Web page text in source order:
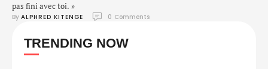
pas fini avec toi. »
By ALPHRED KITENGE 0 Comments
TRENDING NOW